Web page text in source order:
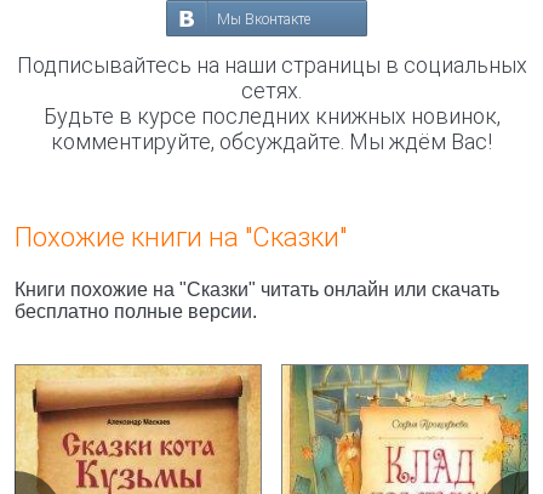
Мы Вконтакте
Подписывайтесь на наши страницы в социальных
сетях.
Будьте в курсе последних книжных новинок,
комментируйте, обсуждайте. Мы ждём Вас!
Похожие книги на "Сказки"
Книги похожие на "Сказки" читать онлайн или скачать
бесплатно полные версии.